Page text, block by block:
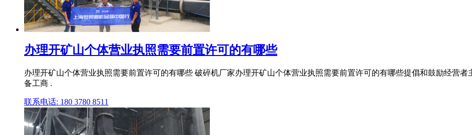
办理开矿山个体营业执照需要前置许可的有哪些
办理开矿山个体营业执照需要前置许可的有哪些 破碎机厂家办理开矿山个体营业执照需要前置许可的有哪些提倡和鼓励经营
备工商 .
联系电话: 180 3780 8511